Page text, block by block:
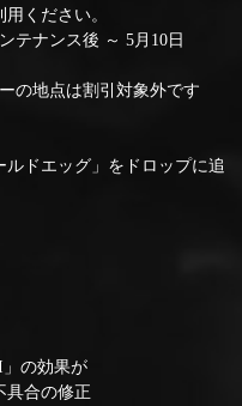
ください。
ナンス後 ～ 5月10日
地点は割引対象外です
ドエッグ」をドロップに追
の効果が
合の修正